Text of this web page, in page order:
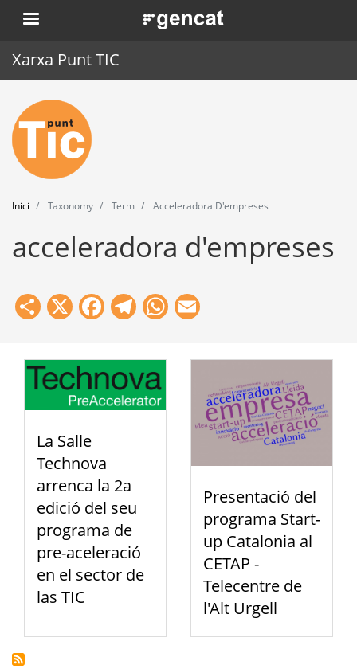
Vés
al
. Obre en una nova finestra.
Xarxa Punt TIC
Inici
Punt TIC
Actualitat
Agenda
Formació
Eines
Inici Taxonomy Term Acceleradora D'empreses
acceleradora d'empreses
Share
X Facebook
Telegram
WhatsApp
La Salle
Technova
arrenca la 2a
edició del seu
programa de
pre-aceleració
en el sector de
las TIC
Presentació del
programa Start-
up Catalonia al
CETAP -
Telecentre de
l'Alt Urgell